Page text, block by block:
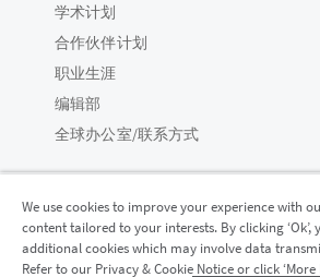
学术计划
合作伙伴计划
职业生涯
编辑部
全球办公室/联系方式
Qlik 社区
We use cookies to improve your experience with
content tailored to your interests. By clicking ‘Ok’,
additional cookies which may involve data
Refer to our Privacy & Cookie Notice or click